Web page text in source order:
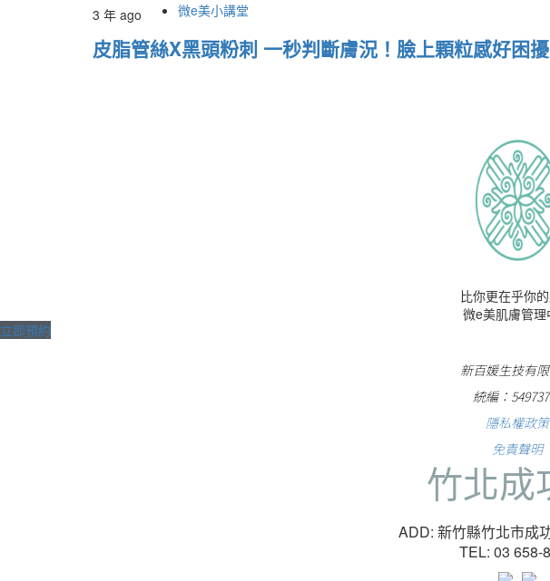
3 年 ago 微e美小講堂
皮脂管絲X黑頭粉刺 一秒判斷膚況！臉上顆粒感好困
比你更在乎你
微e美肌膚管理
立即預約
新百媛生技有
統編：
隱私權政策
免責聲明
竹北成
ADD: 新竹縣竹北市成
TEL: 03 658-